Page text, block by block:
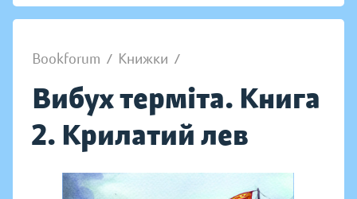
Bookforum / Книжки /
Вибух терміта. Книга
2. Крилатий лев